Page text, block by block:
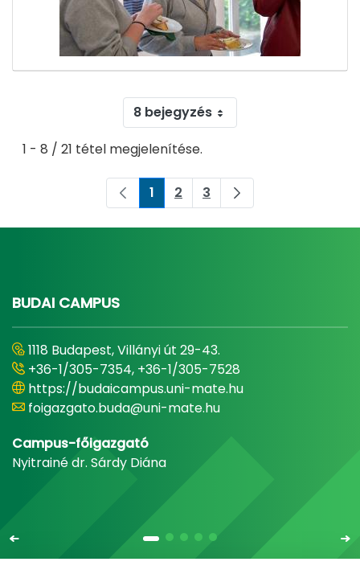
8 bejegyzés
1 - 8 / 21 tétel megjelenítése.
Oldal
1 Oldal
2 Oldal
3
BUDAI CAMPUS
1118 Budapest, Villányi út 29-43.
+36-1/305-7354, +36-1/305-7528
https://budaicampus.uni-mate.hu
foigazgato.buda@uni-mate.hu
Campus-főigazgató
Nyitrainé dr. Sárdy Diána